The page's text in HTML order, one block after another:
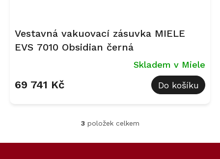
Vestavná vakuovací zásuvka MIELE
EVS 7010 Obsidian černá
Skladem v Miele
69 741 Kč Do košíku
O
l
3položek celkem